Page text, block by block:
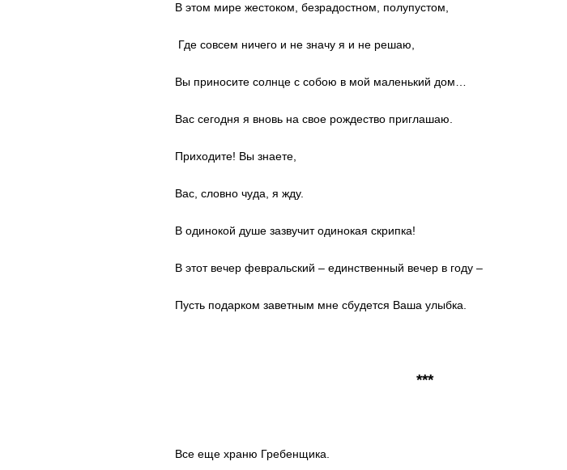
В этом мире жестоком, безрадостном, полупустом,
Где совсем ничего и не значу я и не решаю,
Вы приносите солнце с собою в мой маленький дом…
Вас сегодня я вновь на свое рождество приглашаю.
Приходите! Вы знаете,
Вас, словно чуда, я жду.
В одинокой душе зазвучит одинокая скрипка!
В этот вечер февральский – единственный вечер в году –
Пусть подарком заветным мне сбудется Ваша улыбка.
***
Все еще храню Гребенщика.